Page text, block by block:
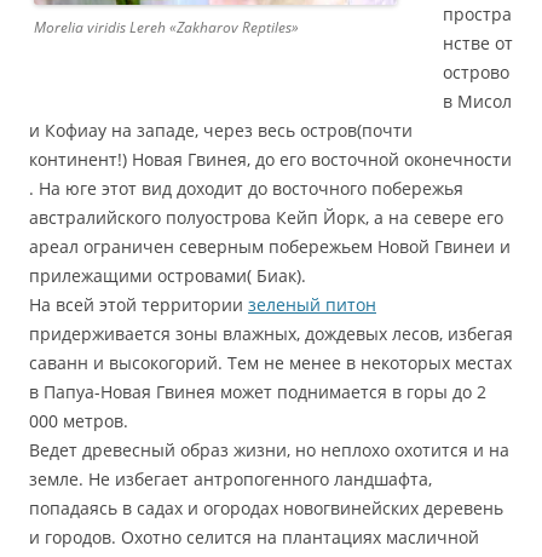
Morelia viridis Lereh «Zakharov Reptiles»
простра
нстве от
острово
в Мисол
и Кофиау на западе, через весь остров(почти
континент!) Новая Гвинея, до его восточной оконечности
. На юге этот вид доходит до восточного побережья
австралийского полуострова Кейп Йорк, а на севере его
ареал ограничен северным побережьем Новой Гвинеи и
прилежащими островами( Биак).
На всей этой территории зеленый питон
придерживается зоны влажных, дождевых лесов, избегая
саванн и высокогорий. Тем не менее в некоторых местах
в Папуа-Новая Гвинея может поднимается в горы до 2
000 метров.
Ведет древесный образ жизни, но неплохо охотится и на
земле. Не избегает антропогенного ландшафта,
попадаясь в садах и огородах новогвинейских деревень
и городов. Охотно селится на плантациях масличной